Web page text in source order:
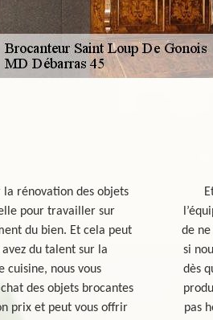
rénovation des objets
pour travailler sur
du bien. Et cela peut
du talent sur la
cuisine, nous vous
des objets brocantes
prix et peut vous offrir
de
si
dès
pas